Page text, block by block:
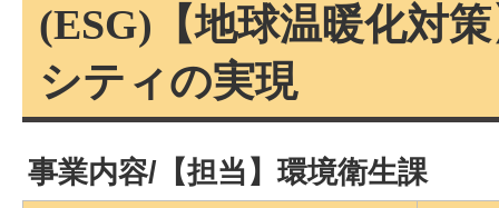
(ESG)【地球温暖化対
シティの実現
事業内容/【担当】環境衛生課